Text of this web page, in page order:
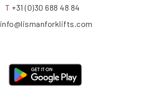
T +31 (0)30 688 48 84
info@lismanforklifts.com